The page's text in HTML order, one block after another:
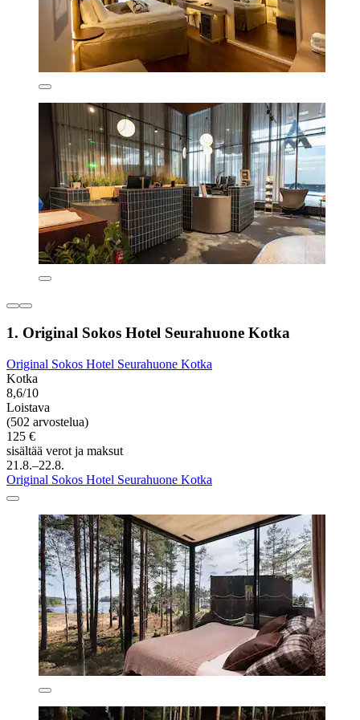
1. Original Sokos Hotel Seurahuone Kotka
Original Sokos Hotel Seurahuone Kotka
Kotka
8,6/10
Loistava
(502 arvostelua)
125 €
sisältää verot ja maksut
21.8.–22.8.
Original Sokos Hotel Seurahuone Kotka